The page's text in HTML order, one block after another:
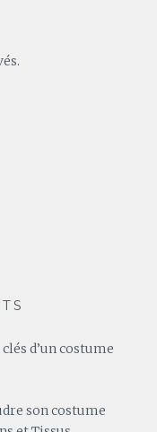
clés d’un costume
son costume